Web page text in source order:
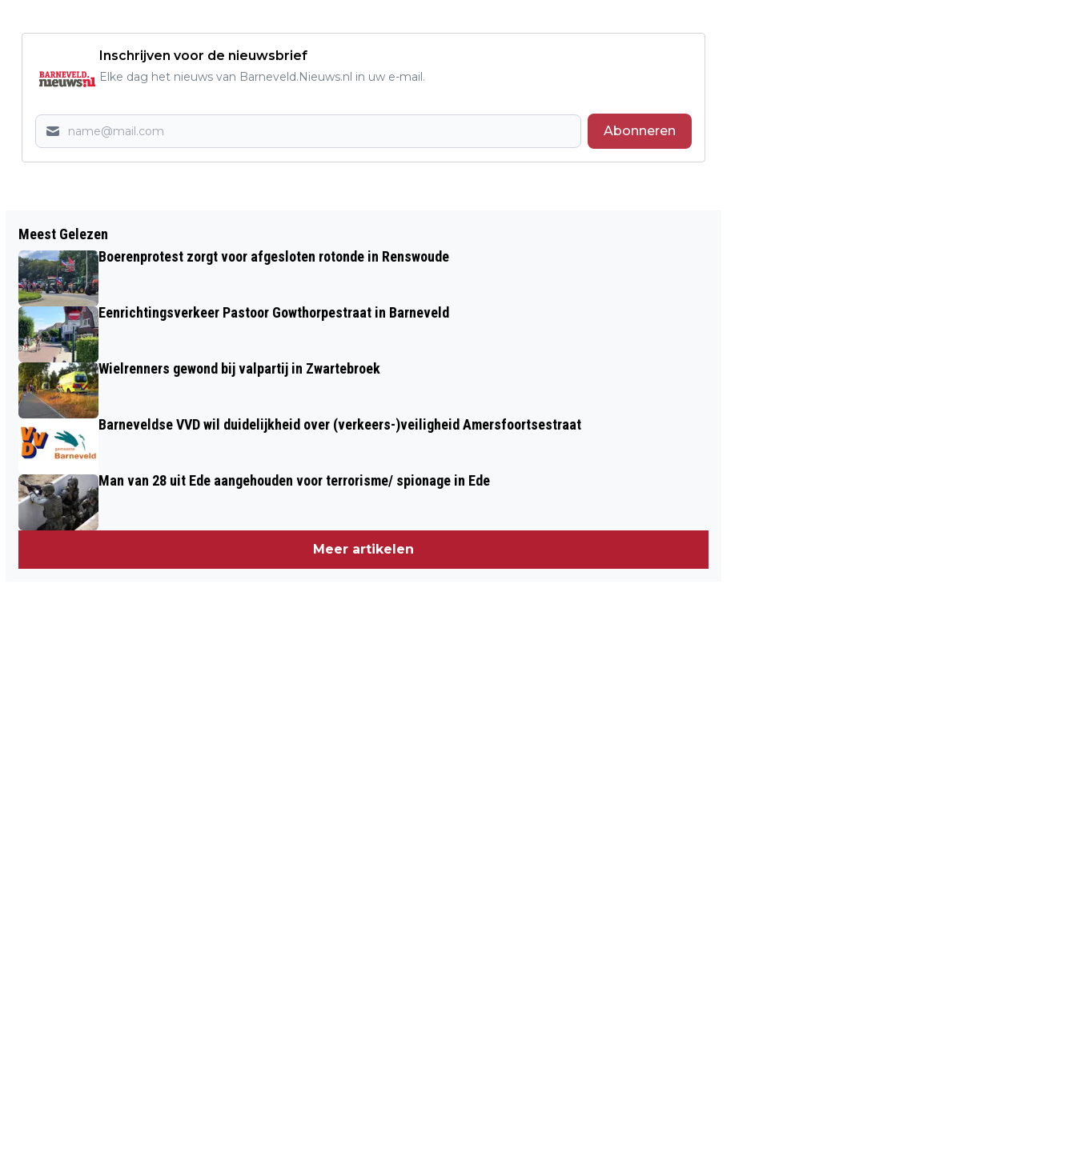
Inschrijven voor de nieuwsbrief
Elke dag het nieuws van Barneveld.Nieuws.nl in uw e-mail.
Abonneren
FOOD PRODUCTION CLUSTER:
VERBINDEN EN VERSTERKEN
TUSSEN BARNEVELD CENTRUM EN
Meest Gelezen
Boerenprotest zorgt voor afgesloten rotonde in Renswoude
Eenrichtingsverkeer Pastoor Gowthorpestraat in Barneveld
Wielrenners gewond bij valpartij in Zwartebroek
Barneveldse VVD wil duidelijkheid over (verkeers-)veiligheid Amersfoortsestraat
Man van 28 uit Ede aangehouden voor terrorisme/ spionage in Ede
Meer artikelen